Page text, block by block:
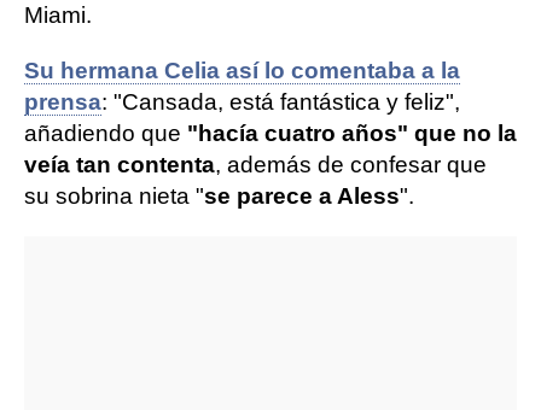
Miami.
Su hermana Celia así lo comentaba a la
prensa: "Cansada, está fantástica y feliz",
añadiendo que "hacía cuatro años" que no la
veía tan contenta, además de confesar que
su sobrina nieta "se parece a Aless".